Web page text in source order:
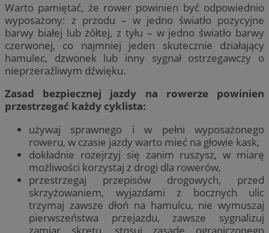
Warto pamiętać, że rower powinien być odpowiednio
wyposażony: z przodu – w jedno światło pozycyjne
barwy białej lub żółtej, z tyłu – w jedno światło barwy
czerwonej, co najmniej jeden skutecznie działający
hamulec, dzwonek lub inny sygnał ostrzegawczy o
nieprzeraźliwym dźwięku.
Zasad bezpiecznej jazdy na rowerze powinien
przestrzegać każdy cyklista:
używaj sprawnego i w pełni wyposażonego
roweru, w czasie jazdy warto mieć na głowie kask,
dokładnie rozejrzyj się zanim ruszysz, w miarę
możliwości korzystaj z drogi dla rowerów,
przestrzegaj przepisów drogowych, przed
skrzyżowaniem, wyjazdami z bocznych ulic
trzymaj zawsze dłoń na hamulcu, nie wymuszaj
pierwszeństwa przejazdu, zawsze sygnalizuj
zamiar skrętu, stosuj zasadę ograniczonego